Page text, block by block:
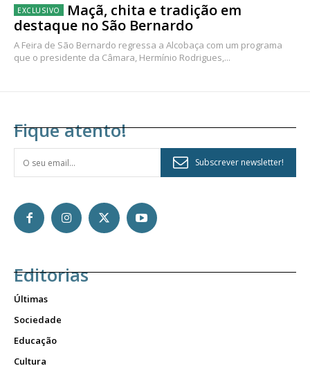
Maçã, chita e tradição em
destaque no São Bernardo
A Feira de São Bernardo regressa a Alcobaça com um programa
que o presidente da Câmara, Hermínio Rodrigues,...
Fique atento!
Subscrever newsletter!
Editorias
Últimas
Sociedade
Educação
Cultura